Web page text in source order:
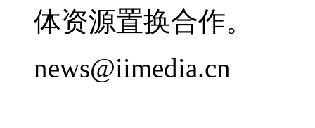
体资源置换合作。
news@iimedia.cn